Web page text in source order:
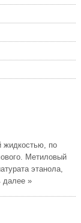
жидкостью, по
Метиловый
этанола,
далее »